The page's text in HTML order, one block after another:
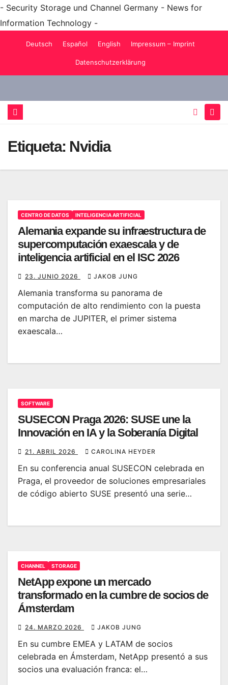
- Security Storage und Channel Germany - News for
Information Technology -
Deutsch Español English Impressum – Imprint
Datenschutzerklärung
Etiqueta: Nvidia
CENTRO DE DATOS INTELIGENCIA ARTIFICIAL
Alemania expande su infraestructura de
supercomputación exaescala y de
inteligencia artificial en el ISC 2026
23. JUNIO 2026 JAKOB JUNG
Alemania transforma su panorama de
computación de alto rendimiento con la puesta
en marcha de JUPITER, el primer sistema
exaescala…
SOFTWARE
SUSECON Praga 2026: SUSE une la
Innovación en IA y la Soberanía Digital
21. ABRIL 2026 CAROLINA HEYDER
En su conferencia anual SUSECON celebrada en
Praga, el proveedor de soluciones empresariales
de código abierto SUSE presentó una serie…
CHANNEL STORAGE
NetApp expone un mercado
transformado en la cumbre de socios de
Ámsterdam
24. MARZO 2026 JAKOB JUNG
En su cumbre EMEA y LATAM de socios
celebrada en Ámsterdam, NetApp presentó a sus
socios una evaluación franca: el…